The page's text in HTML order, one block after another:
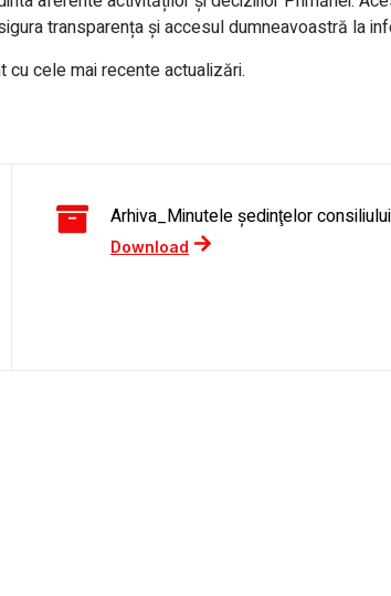
transparența și accesul dumneavoastră la
cele mai recente actualizări.
Arhiva_Minutele şedinţelor
Download